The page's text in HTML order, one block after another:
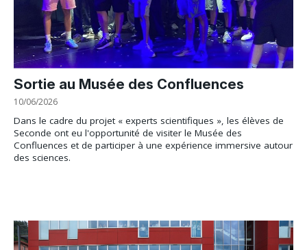
Sortie au Musée des Confluences
10/06/2026
Dans le cadre du projet « experts scientifiques », les élèves de
Seconde ont eu l'opportunité de visiter le Musée des
Confluences et de participer à une expérience immersive autour
des sciences.